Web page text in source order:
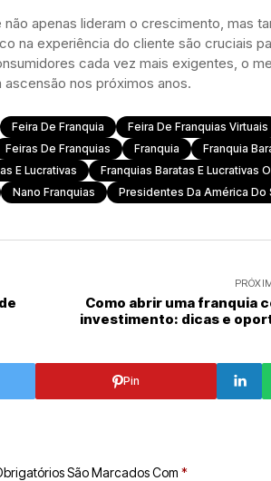
apenas lideram o crescimento, mas
na experiência do cliente são cruciais
cada vez mais exigentes, o
nos próximos anos.
Feira De Franquia
Feira De Franquias Virtuais
Feiras De Franquias Franquia
Franquia
E Lucrativas
Franquias Baratas E Lucrativas
Nano Franquias Presidentes Da América Do
Como abrir uma franquia
investimento: dicas e
Pin
São Marcados Com *